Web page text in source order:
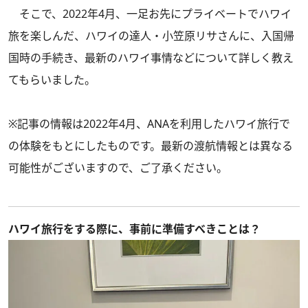
そこで、2022年4月、一足お先にプライベートでハワイ
旅を楽しんだ、ハワイの達人・小笠原リサさんに、入国帰
国時の手続き、最新のハワイ事情などについて詳しく教え
てもらいました。
※記事の情報は2022年4月、ANAを利用したハワイ旅行で
の体験をもとにしたものです。最新の渡航情報とは異なる
可能性がございますので、ご了承ください。
ハワイ旅行をする際に、事前に準備すべきことは？